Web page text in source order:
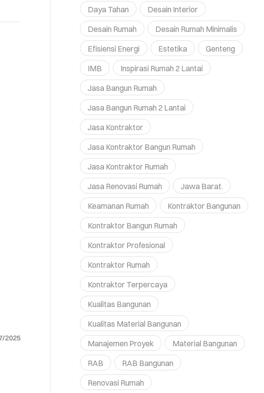
2025
Daya Tahan
Desain Interior
Desain Rumah
Desain Rumah Minimalis
Efisiensi Energi
Estetika
Genteng
IMB
Inspirasi Rumah 2 Lantai
Jasa Bangun Rumah
Jasa Bangun Rumah 2 Lantai
Jasa Kontraktor
Jasa Kontraktor Bangun Rumah
Jasa Kontraktor Rumah
Jasa Renovasi Rumah
Jawa Barat.
Keamanan Rumah
Kontraktor Bangunan
Kontraktor Bangun Rumah
Kontraktor Profesional
Kontraktor Rumah
Kontraktor Terpercaya
Kualitas Bangunan
Kualitas Material Bangunan
Manajemen Proyek
Material Bangunan
RAB
RAB Bangunan
Renovasi Rumah